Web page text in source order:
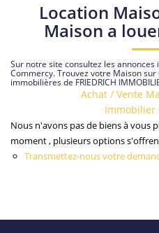
Location
Maison a
Sur notre site consultez les
Commercy. Trouvez votre Maison
immobilières de FRIEDRICH
Achat / Vente
Immobilier
Nous n'avons pas de biens à vous
moment , plusieurs options
Transmettez-nous votre